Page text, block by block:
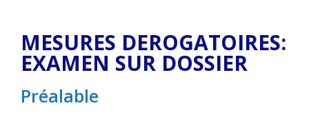
MESURES DEROGATOIRES:
EXAMEN SUR DOSSIER
Préalable